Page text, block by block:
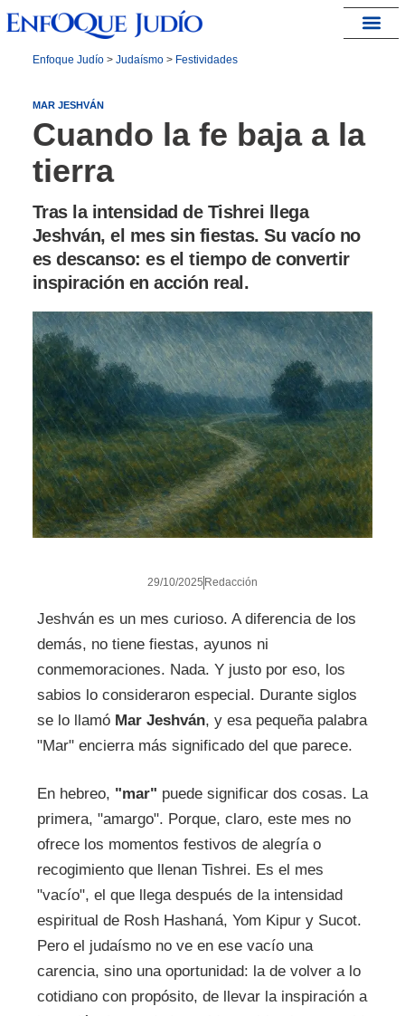
Enfoque Judío> Judaísmo> Festividades
MAR JESHVÁN
Cuando la fe baja a la
tierra
Tras la intensidad de Tishrei llega
Jeshván, el mes sin fiestas. Su vacío no
es descanso: es el tiempo de convertir
inspiración en acción real.
29/10/2025 Redacción
Jeshván es un mes curioso. A diferencia de los
demás, no tiene fiestas, ayunos ni
conmemoraciones. Nada. Y justo por eso, los
sabios lo consideraron especial. Durante siglos
se lo llamó Mar Jeshván, y esa pequeña palabra
"Mar" encierra más significado del que parece.
En hebreo, "mar" puede significar dos cosas. La
primera, "amargo". Porque, claro, este mes no
ofrece los momentos festivos de alegría o
recogimiento que llenan Tishrei. Es el mes
"vacío", el que llega después de la intensidad
espiritual de Rosh Hashaná, Yom Kipur y Sucot.
Pero el judaísmo no ve en ese vacío una
carencia, sino una oportunidad: la de volver a lo
cotidiano con propósito, de llevar la inspiración a